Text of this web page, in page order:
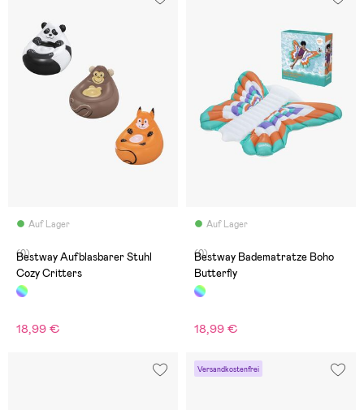
Auf Lager
(0)
Bestway Aufblasbarer Stuhl
Cozy Critters
18,99 €
Auf Lager
(0)
Bestway Badematratze Boho
Butterfly
18,99 €
Versandkostenfrei